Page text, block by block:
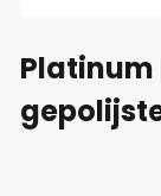
Platinum